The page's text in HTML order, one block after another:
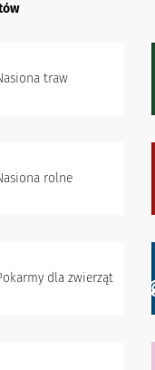
traw
rolne
dla zwierząt